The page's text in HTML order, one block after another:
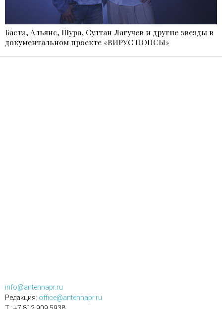
Баста, Альянс, Шура, Султан Лагучев и другие звезды в
документальном проекте «ВИРУС ПОПСЫ»
info@antennapr.ru
Редакция: office@antennapr.ru